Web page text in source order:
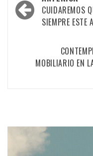
por
CUIDAREMOS
SIEMPRE ESTE
MOBILIARIO EN